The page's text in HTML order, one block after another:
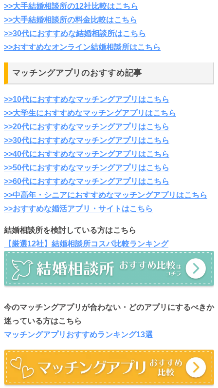
>>大手結婚相談所の12社比較はこちら
>>大手結婚相談所の料金比較はこちら
>>30代におすすめな結婚相談所はこちら
>>おすすめなオンライン結婚相談所はこちら
マッチングアプリのおすすめ記事
>>10代におすすめなマッチングアプリはこちら
>>大学生におすすめなマッチングアプリはこちら
>>20代におすすめなマッチングアプリはこちら
>>30代におすすめなマッチングアプリはこちら
>>40代におすすめなマッチングアプリはこちら
>>50代におすすめなマッチングアプリはこちら
>>60代におすすめなマッチングアプリはこちら
>>中高年・シニアにおすすめなマッチングアプリはこちら
>>おすすめな婚活アプリ・サイトはこちら
結婚相談所を検討している方はこちら
【厳選12社】結婚相談所コスパ比較ランキング
今のマッチングアプリが合わない・どのアプリにするべきか
迷っている方はこちら
マッチングアプリおすすめランキング13選